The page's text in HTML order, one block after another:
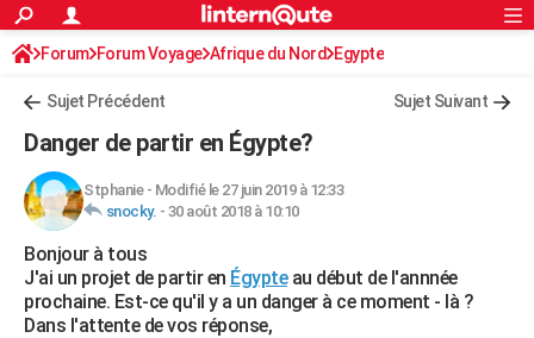
ACTUALITÉS
Politique
Société
Faits Divers
Education
Monde
Villes
+
FINANCE
Retraite
Impôts
Epargne
Immobilier
Risques naturels par ville
Banque
Assurance
Crédit
AUTO
Essais
Réserver un essai
Citadines
Berlines
SUV
Forum auto
+HIGH-TECH
Mobiles
Meilleur smartphone
Internet
Ordinateurs
Jeux vidéo
Guide high-tech
+BRICOLAGE
S'inscrire
Connexion
Forum Forum Voyage Afrique du Nord Egypte
Sujet Précédent Sujet Suivant
Danger de partir en Égypte?
Stphanie- Modifié le 27 juin 2019 à 12:33
snocky. - 30 août 2018 à 10:10
Bonjour à tous
J'ai un projet de partir en Égypteau début de l'annnée
prochaine. Est-ce qu'il y a un danger à ce moment - là ?
Dans l'attente de vos réponse,